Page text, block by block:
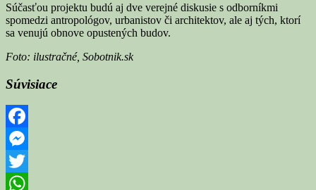
Súčasťou projektu budú aj dve verejné diskusie s odborníkmi
spomedzi antropológov, urbanistov či architektov, ale aj tých, ktorí
sa venujú obnove opustených budov.
Foto: ilustračné, Sobotnik.sk
Súvisiace
Facebook
Messenger
Twitter